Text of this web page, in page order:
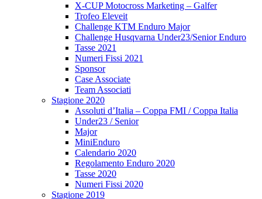
X-CUP Motocross Marketing – Galfer
Trofeo Eleveit
Challenge KTM Enduro Major
Challenge Husqvarna Under23/Senior Enduro
Tasse 2021
Numeri Fissi 2021
Sponsor
Case Associate
Team Associati
Stagione 2020
Assoluti d’Italia – Coppa FMI / Coppa Italia
Under23 / Senior
Major
MiniEnduro
Calendario 2020
Regolamento Enduro 2020
Tasse 2020
Numeri Fissi 2020
Stagione 2019